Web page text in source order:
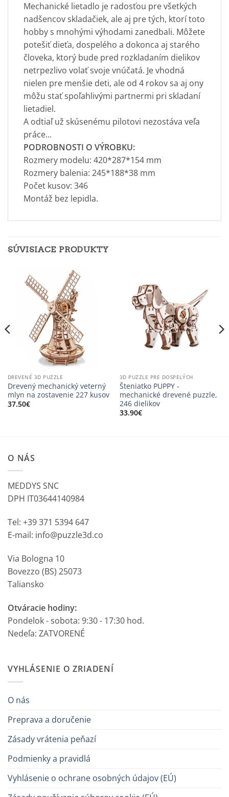
Mechanické lietadlo je radosťou pre všetkých
nadšencov skladačiek, ale aj pre tých, ktorí toto
hobby s mnohými výhodami zanedbali. Môžete
potešiť dieťa, dospelého a dokonca aj starého
človeka, ktorý bude pred rozkladaním dielikov
netrpezlivo volať svoje vnúčatá. Je vhodná
nielen pre menšie deti, ale od 4 rokov sa aj ony
môžu stať spoľahlivými partnermi pri skladaní
lietadiel.
A odtiaľ už skúsenému pilotovi nezostáva veľa
práce...
PODROBNOSTI O VÝROBKU:
Rozmery modelu: 420*287*154 mm
Rozmery balenia: 245*188*38 mm
Počet kusov: 346
Montáž bez lepidla.
SÚVISIACE PRODUKTY
DREVENÉ 3D PUZZLE
Drevený mechanický veterný
mlyn na zostavenie 227 kusov
37.50€
3D PUZZLE PRE DOSPELÝCH
Šteniatko PUPPY -
mechanické drevené puzzle,
246 dielikov
33.90€
O NÁS
MEDDYS SNC
DPH IT03644140984
Tel: +39 371 5394 647
E-mail: info@puzzle3d.co
Via Bologna 10
Bovezzo (BS) 25073
Taliansko
Otváracie hodiny:
Pondelok - sobota: 9:30 - 17:30 hod.
Nedeľa: ZATVORENÉ
VYHLÁSENIE O ZRIADENÍ
O nás
Preprava a doručenie
Zásady vrátenia peňazí
Podmienky a pravidlá
Vyhlásenie o ochrane osobných údajov (EÚ)